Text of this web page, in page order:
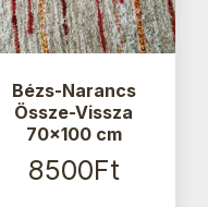
Bézs-Narancs
Össze-Vissza
70×100 cm
8500Ft